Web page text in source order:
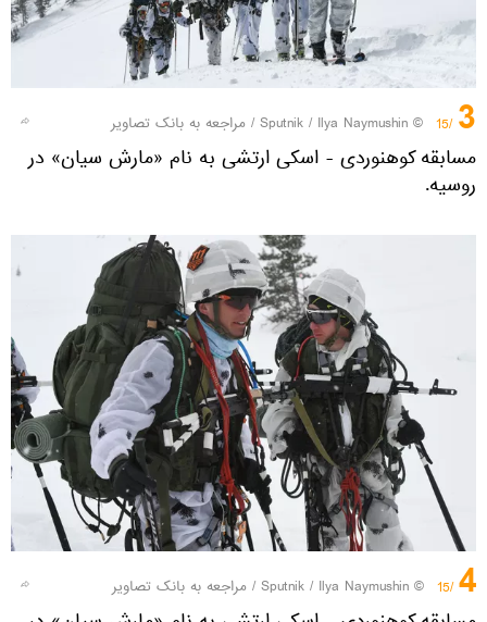
3
/15
© Sputnik / Ilya Naymushin
/ مراجعه به بانک تصاویر
مسابقه کوهنوردی - اسکی ارتشی به نام «مارش سیان» در
روسیه.
4
/15
© Sputnik / Ilya Naymushin
/ مراجعه به بانک تصاویر